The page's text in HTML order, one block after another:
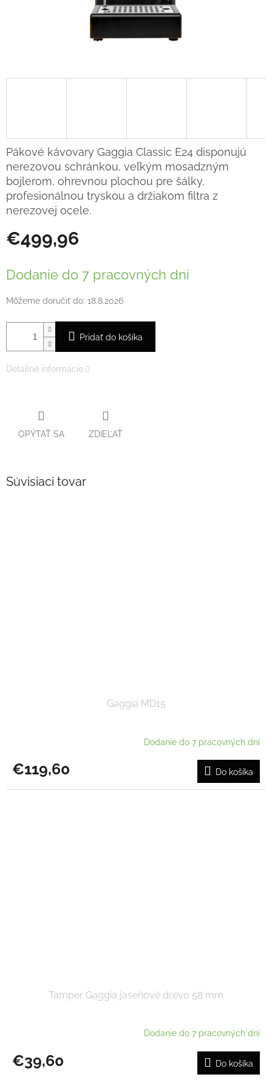
€499,96
cena:
Dodanie do 7 pracovných dní
Môžeme doručiť do: 18.8.2026
Pridať do košíka
Pákové kávovary Gaggia Classic E24 disponujú
nerezovou schránkou, veľkým mosadzným
bojlerom, ohrevnou plochou pre šálky,
profesionálnou tryskou a držiakom filtra z
nerezovej ocele.
Detailné informácie
OPÝTAŤ SA ZDIEĽAŤ
Súvisiaci tovar
Gaggia MD15
Dodanie do 7 pracovných dní
€119,60 Do košíka
Tamper Gaggia jaseňové drevo 58 mm
Dodanie do 7 pracovných dní
€39,60 Do košíka